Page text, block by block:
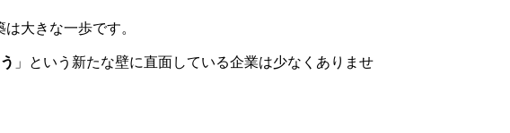
大きな一歩です。
」という新たな壁に直面している企業は少なくありませ